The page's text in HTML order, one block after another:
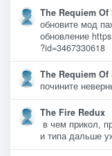
The Requiem Of
обновите мод
обновление
?id=3467330618
The Requiem Of
почините
The Fire Redux
в чем прикол,
и типа дальше